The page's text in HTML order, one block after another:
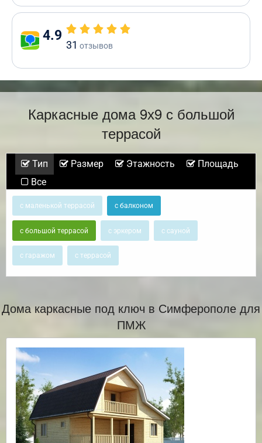
4.9
31 отзывов
Каркасные дома 9х9 с большой
террасой
Тип Размер Этажность
Площадь
Все
с маленькой террасой с балконом
с большой террасой с эркером с сауной
с гаражом с террасой
Дома каркасные под ключ в Симферополе для
ПМЖ